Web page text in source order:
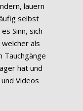
lauern
selbst
Sinn, sich
als
Tauchgänge
hat und
Videos